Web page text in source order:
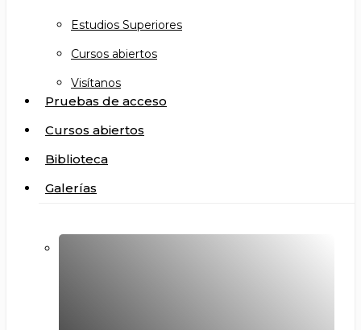
Estudios Superiores
Cursos abiertos
Visítanos
Pruebas de acceso
Cursos abiertos
Biblioteca
Galerías